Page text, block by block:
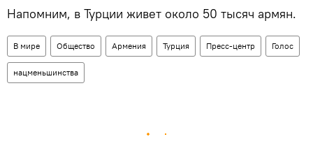
Напомним, в Турции живет около 50 тысяч армян.
В мире Общество Армения Турция Пресс-центр Голос
нацменьшинства